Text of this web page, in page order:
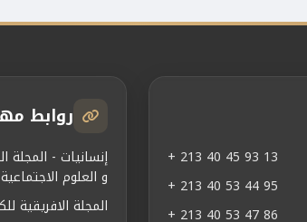
+ 213 40 45 93 13
+ 213 40 53 44 95
+ 213 40 53 47 86
روابط
إنسانيات - المجلة
و العلوم الاجتماعية
المجلة الافريقية